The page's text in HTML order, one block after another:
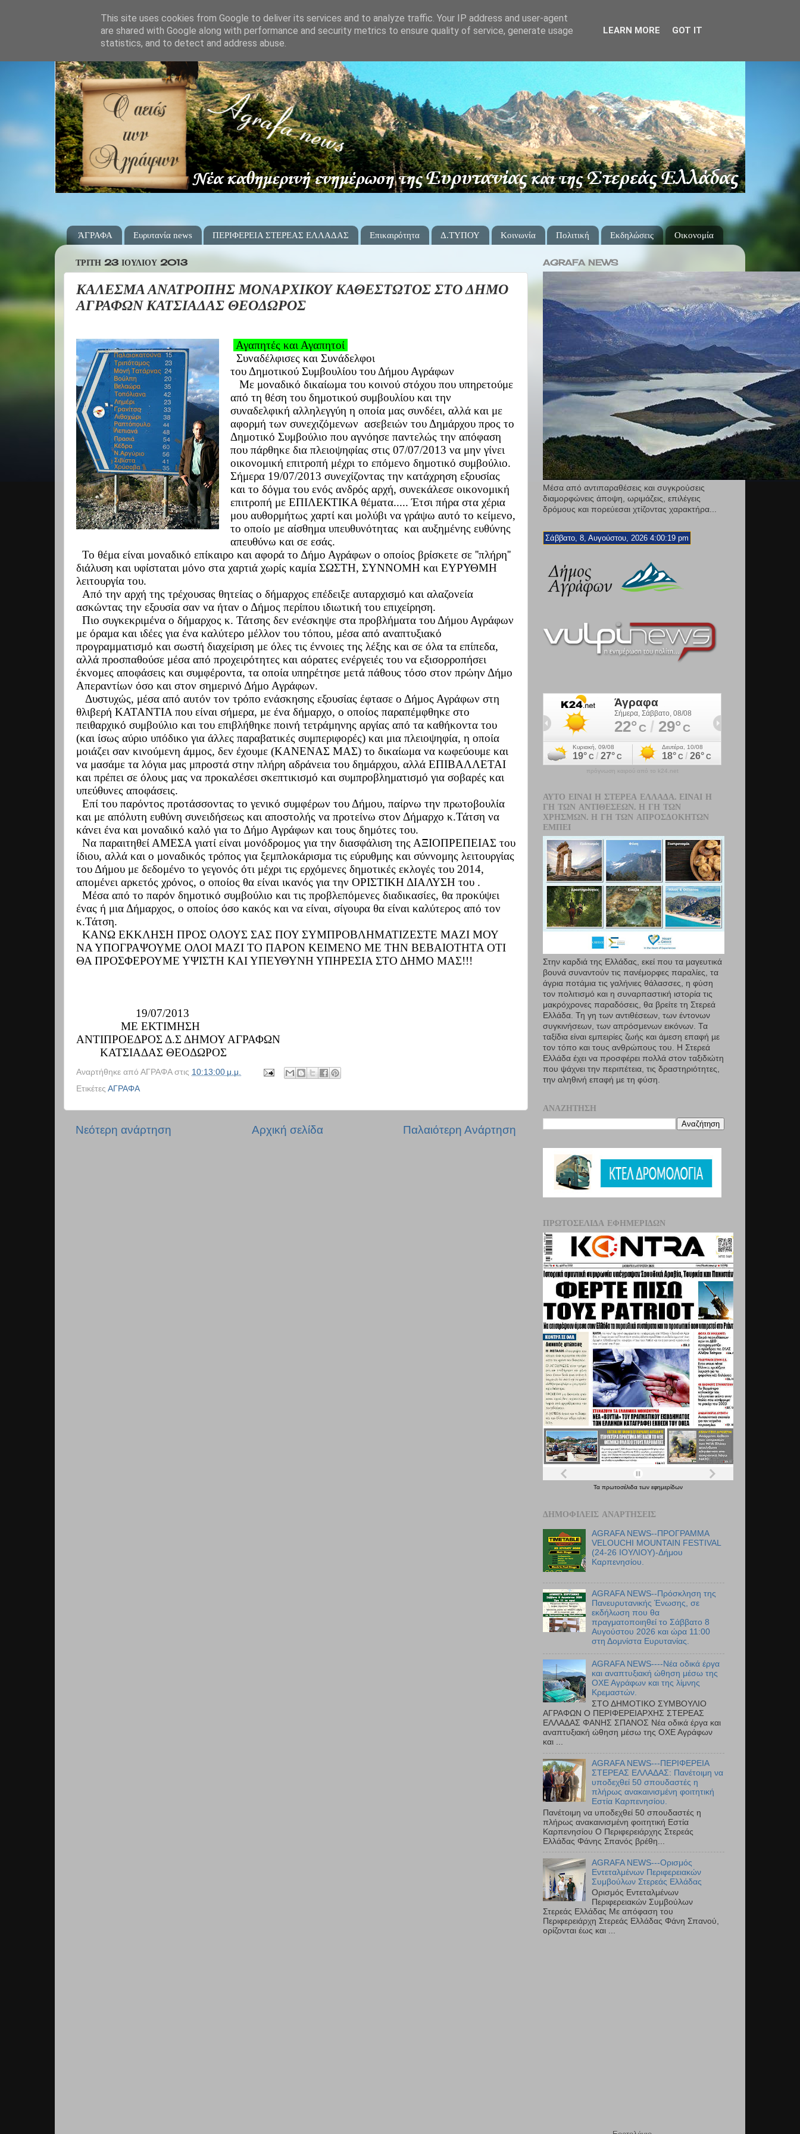
ΆΓΡΑΦΑ Ευρυτανία news ΠΕΡΙΦΕΡΕΙΑ ΣΤΕΡΕΑΣ ΕΛΛΑΔΑΣ Επικαιρότητα Δ.ΤΥΠΟΥ Κοινωνία Πολιτική Εκδηλώσεις Οικονομία
ΤΡΊΤΗ 23 ΙΟΥΛΊΟΥ 2013
ΚΑΛΕΣΜΑ ΑΝΑΤΡΟΠΗΣ ΜΟΝΑΡΧΙΚΟΥ ΚΑΘΕΣΤΩΤΟΣ ΣΤΟ ΔΗΜΟ
ΑΓΡΑΦΩΝ ΚΑΤΣΙΑΔΑΣ ΘΕΟΔΩΡΟΣ
Αγαπητές και Αγαπητοί
Συναδέλφισες και Συνάδελφοι
του Δημοτικού Συμβουλίου του Δήμου Αγράφων
Με μοναδικό δικαίωμα του κοινού στόχου που υπηρετούμε
από τη θέση του δημοτικού συμβουλίου και την
συναδελφική αλληλεγγύη η οποία μας συνδέει, αλλά και με
αφορμή των συνεχιζόμενων ασεβειών του Δημάρχου προς το
Δημοτικό Συμβούλιο που αγνόησε παντελώς την απόφαση
που πάρθηκε δια πλειοψηφίας στις 07/07/2013 να μην γίνει
οικονομική επιτροπή μέχρι το επόμενο δημοτικό συμβούλιο.
Σήμερα 19/07/2013 συνεχίζοντας την κατάχρηση εξουσίας
και το δόγμα του ενός ανδρός αρχή, συνεκάλεσε οικονομική
επιτροπή με ΕΠΙΛΕΚΤΙΚΑ θέματα..... Έτσι πήρα στα χέρια
μου αυθορμήτως χαρτί και μολύβι να γράψω αυτό το κείμενο,
το οποίο με αίσθημα υπευθυνότητας και αυξημένης ευθύνης
απευθύνω και σε εσάς.
Το θέμα είναι μοναδικό επίκαιρο και αφορά το Δήμο Αγράφων ο οποίος βρίσκετε σε ''πλήρη''
διάλυση και υφίσταται μόνο στα χαρτιά χωρίς καμία ΣΩΣΤΗ, ΣΥΝΝΟΜΗ και ΕΥΡΥΘΜΗ
λειτουργία του.
Από την αρχή της τρέχουσας θητείας ο δήμαρχος επέδειξε αυταρχισμό και αλαζονεία
ασκώντας την εξουσία σαν να ήταν ο Δήμος περίπου ιδιωτική του επιχείρηση.
Πιο συγκεκριμένα ο δήμαρχος κ. Τάτσης δεν ενέσκηψε στα προβλήματα του Δήμου Αγράφων
με όραμα και ιδέες για ένα καλύτερο μέλλον του τόπου, μέσα από αναπτυξιακό
προγραμματισμό και σωστή διαχείριση με όλες τις έννοιες της λέξης και σε όλα τα επίπεδα,
αλλά προσπαθούσε μέσα από προχειρότητες και αόρατες ενέργειές του να εξισορροπήσει
έκνομες αποφάσεις και συμφέροντα, τα οποία υπηρέτησε μετά πάθους τόσο στον πρώην Δήμο
Απεραντίων όσο και στον σημερινό Δήμο Αγράφων.
Δυστυχώς, μέσα από αυτόν τον τρόπο ενάσκησης εξουσίας έφτασε ο Δήμος Αγράφων στη
θλιβερή ΚΑΤΑΝΤΙΑ που είναι σήμερα, με ένα δήμαρχο, ο οποίος παραπέμφθηκε στο
πειθαρχικό συμβούλιο και του επιβλήθηκε ποινή τετράμηνης αργίας από τα καθήκοντα του
(και ίσως αύριο υπόδικο για άλλες παραβατικές συμπεριφορές) και μια πλειοψηφία, η οποία
μοιάζει σαν κινούμενη άμμος, δεν έχουμε (ΚΑΝΕΝΑΣ ΜΑΣ) το δικαίωμα να κωφεύουμε και
να μασάμε τα λόγια μας μπροστά στην πλήρη αδράνεια του δημάρχου, αλλά ΕΠΙΒΑΛΛΕΤΑΙ
και πρέπει σε όλους μας να προκαλέσει σκεπτικισμό και συμπροβληματισμό για σοβαρές και
υπεύθυνες αποφάσεις.
Επί του παρόντος προτάσσοντας το γενικό συμφέρων του Δήμου, παίρνω την πρωτοβουλία
και με απόλυτη ευθύνη συνειδήσεως και αποστολής να προτείνω στον Δήμαρχο κ.Τάτση να
κάνει ένα και μοναδικό καλό για το Δήμο Αγράφων και τους δημότες του.
Να παραιτηθεί ΑΜΕΣΑ γιατί είναι μονόδρομος για την διασφάλιση της ΑΞΙΟΠΡΕΠΕΙΑΣ του
ίδιου, αλλά και ο μοναδικός τρόπος για ξεμπλοκάρισμα τις εύρυθμης και σύννομης λειτουργίας
του Δήμου με δεδομένο το γεγονός ότι μέχρι τις ερχόμενες δημοτικές εκλογές του 2014,
απομένει αρκετός χρόνος, ο οποίος θα είναι ικανός για την ΟΡΙΣΤΙΚΗ ΔΙΑΛΥΣΗ του .
Μέσα από το παρόν δημοτικό συμβούλιο και τις προβλεπόμενες διαδικασίες, θα προκύψει
ένας ή μια Δήμαρχος, ο οποίος όσο κακός και να είναι, σίγουρα θα είναι καλύτερος από τον
κ.Τάτση.
ΚΑΝΩ ΕΚΚΛΗΣΗ ΠΡΟΣ ΟΛΟΥΣ ΣΑΣ ΠΟΥ ΣΥΜΠΡΟΒΛΗΜΑΤΙΖΕΣΤΕ ΜΑΖΙ ΜΟΥ
ΝΑ ΥΠΟΓΡΑΨΟΥΜΕ ΟΛΟΙ ΜΑΖΙ ΤΟ ΠΑΡΟΝ ΚΕΙΜΕΝΟ ΜΕ ΤΗΝ ΒΕΒΑΙΟΤΗΤΑ ΟΤΙ
ΘΑ ΠΡΟΣΦΕΡΟΥΜΕ ΥΨΙΣΤΗ ΚΑΙ ΥΠΕΥΘΥΝΗ ΥΠΗΡΕΣΙΑ ΣΤΟ ΔΗΜΟ ΜΑΣ!!!
19/07/2013
ΜΕ ΕΚΤΙΜΗΣΗ
ΑΝΤΙΠΡΟΕΔΡΟΣ Δ.Σ ΔΗΜΟΥ ΑΓΡΑΦΩΝ
ΚΑΤΣΙΑΔΑΣ ΘΕΟΔΩΡΟΣ
Αναρτήθηκε από ΑΓΡΑΦΑ στις 10:13:00 μ.μ.
Ετικέτες ΑΓΡΑΦΑ
Νεότερη ανάρτηση Παλαιότερη Ανάρτηση
Αρχική σελίδα
AGRAFA NEWS
Μέσα από αντιπαραθέσεις και συγκρούσεις
διαμορφώνεις άποψη, ωριμάζεις, επιλέγεις
δρόμους και πορεύεσαι χτίζοντας χαρακτήρα...
Σάββατο, 8, Αυγούστου, 2026 4:00:21 pm
πρόγνωση καιρού από το k24.net
ΑΥΤΌ ΕΊΝΑΙ Η ΣΤΕΡΕΆ ΕΛΛΆΔΑ. ΕΊΝΑΙ Η
ΓΗ ΤΩΝ ΑΝΤΙΘΈΣΕΩΝ. Η ΓΗ ΤΩΝ
ΧΡΗΣΜΏΝ. Η ΓΗ ΤΩΝ ΑΠΡΟΣΔΌΚΗΤΩΝ
ΕΜΠΕΙ
Στην καρδιά της Ελλάδας, εκεί που τα µαγευτικά
βουνά συναντούν τις πανέμορφες παραλίες, τα
άγρια ποτάμια τις γαλήνιες θάλασσες, η φύση
τον πολιτισμό και η συναρπαστική ιστορία τις
μακρόχρονες παραδόσεις, θα βρείτε τη Στερεά
Ελλάδα. Τη γη των αντιθέσεων, των έντονων
συγκινήσεων, των απρόσμενων εικόνων. Τα
ταξίδια είναι εμπειρίες ζωής και άμεση επαφή µε
τον τόπο και τους ανθρώπους του. Η Στερεά
Ελλάδα έχει να προσφέρει πολλά στον ταξιδιώτη
που ψάχνει την περιπέτεια, τις δραστηριότητες,
την αληθινή επαφή µε τη φύση.
ΑΝΑΖΉΤΗΣΗ
ΠΡΩΤΟΣΈΛΙΔΑ ΕΦΗΜΕΡΊΔΩΝ
Τα πρωτοσέλιδα των εφημερίδων
ΔΗΜΟΦΙΛΕΊΣ ΑΝΑΡΤΉΣΕΙΣ
AGRAFA NEWS--ΠΡΟΓΡΑΜΜΑ
VELOUCHI MOUNTAIN FESTIVAL
(24-26 ΙΟΥΛΙΟΥ)-Δήμου
Καρπενησίου.
AGRAFA NEWS--Πρόσκληση της
Πανευρυτανικής Ένωσης, σε
εκδήλωση που θα
πραγματοποιηθεί το Σάββατο 8
Αυγούστου 2026 και ώρα 11:00
στη Δομνίστα Ευρυτανίας.
AGRAFA NEWS----Νέα οδικά έργα
και αναπτυξιακή ώθηση μέσω της
ΟΧΕ Αγράφων και της λίμνης
Κρεμαστών.
ΣΤΟ ΔΗΜΟΤΙΚΟ ΣΥΜΒΟΥΛΙΟ
ΑΓΡΑΦΩΝ Ο ΠΕΡΙΦΕΡΕΙΑΡΧΗΣ ΣΤΕΡΕΑΣ
ΕΛΛΑΔΑΣ ΦΑΝΗΣ ΣΠΑΝΟΣ Νέα οδικά έργα και
αναπτυξιακή ώθηση μέσω της ΟΧΕ Αγράφων
και ...
AGRAFA NEWS---ΠΕΡΙΦΕΡΕΙΑ
ΣΤΕΡΕΑΣ ΕΛΛΑΔΑΣ: Πανέτοιμη να
υποδεχθεί 50 σπουδαστές η
πλήρως ανακαινισμένη φοιτητική
Εστία Καρπενησίου.
Πανέτοιμη να υποδεχθεί 50 σπουδαστές η
πλήρως ανακαινισμένη φοιτητική Εστία
Καρπενησίου Ο Περιφερειάρχης Στερεάς
Ελλάδας Φάνης Σπανός βρέθη...
AGRAFA NEWS---Ορισμός
Εντεταλμένων Περιφερειακών
Συμβούλων Στερεάς Ελλάδας
Ορισμός Εντεταλμένων
Περιφερειακών Συμβούλων
Στερεάς Ελλάδας Με απόφαση του
Περιφερειάρχη Στερεάς Ελλάδας Φάνη Σπανού,
ορίζονται έως και ...
This site uses cookies from Google to deliver its services and to analyze traffic. Your IP address and user-agent
are shared with Google along with performance and security metrics to ensure quality of service, generate usage
statistics, and to detect and address abuse.
LEARN MORE GOT IT